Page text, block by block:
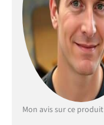
Mon avis sur ce produit